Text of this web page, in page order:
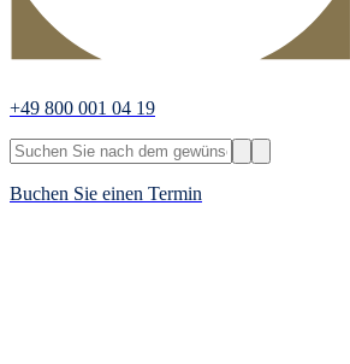
+49 800 001 04 19
Buchen Sie einen Termin